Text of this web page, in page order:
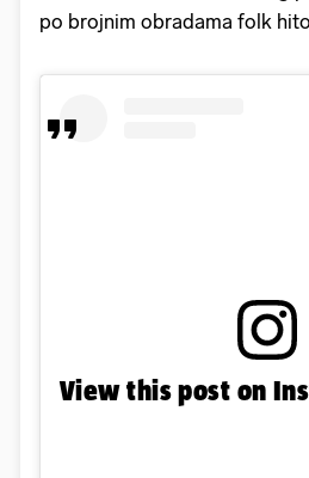
po brojnim obradama folk
View this post on